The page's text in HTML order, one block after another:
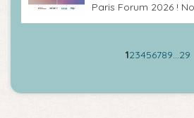
Paris Forum 2026 !
123456789…29